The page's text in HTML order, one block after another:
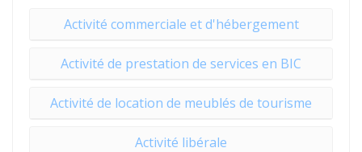
Activité commerciale et d'hébergement
Activité de prestation de services en BIC
Activité de location de meublés de tourisme
Activité libérale